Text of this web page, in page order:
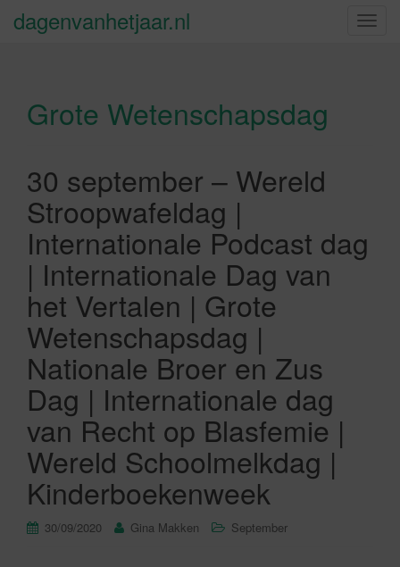
S
dagenvanhetjaar.nl
Grote Wetenschapsdag
30 september – Wereld
Stroopwafeldag |
Internationale Podcast dag
| Internationale Dag van
het Vertalen | Grote
Wetenschapsdag |
Nationale Broer en Zus
Dag | Internationale dag
van Recht op Blasfemie |
Wereld Schoolmelkdag |
Kinderboekenweek
30/09/2020 Gina Makken September